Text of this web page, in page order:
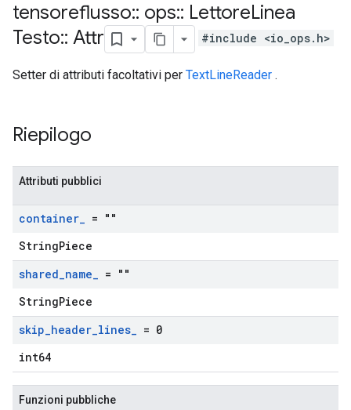
tensoreflusso:: ops:: LettoreLinea
Testo:: Attr #include <io_ops.h>
Setter di attributi facoltativi per TextLineReader .
Riepilogo
Attributi pubblici
container_ = ""
StringPiece
shared_name_ = ""
StringPiece
skip_header_lines_ = 0
int64
Funzioni pubbliche